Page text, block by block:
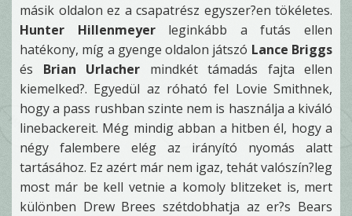
másik oldalon ez a csapatrész egyszer?en tökéletes.
Hunter Hillenmeyerleginkább a futás ellen
hatékony, míg a gyenge oldalon játszó Lance Briggs
és Brian Urlacher mindkét támadás fajta ellen
kiemelked?. Egyedül az róható fel Lovie Smithnek,
hogy a pass rushban szinte nem is használja a kiváló
linebackereit. Még mindig abban a hitben él, hogy a
négy falembere elég az irányító nyomás alatt
tartásához. Ez azért már nem igaz, tehát valószín?leg
most már be kell vetnie a komoly blitzeket is, mert
különben Drew Brees szétdobhatja az er?s Bears